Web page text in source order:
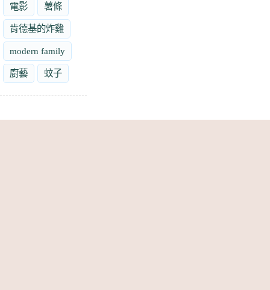
電影 薯條
肯德基的炸雞
modern family
廚藝 蚊子